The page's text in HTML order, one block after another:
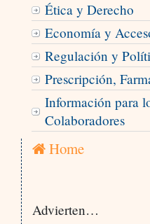
Ética y Derecho
Economía y
Regulación y
Prescripción,
Información para
Colaboradores
Home
Advierten…